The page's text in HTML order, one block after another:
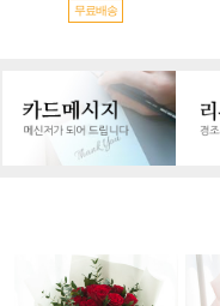
무료배송